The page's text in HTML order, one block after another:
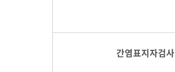
간염표지자검사